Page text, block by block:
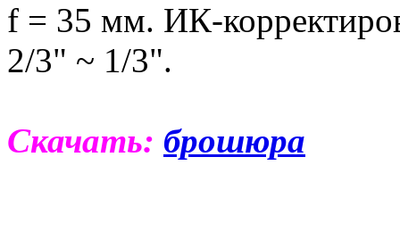
f = 35 мм. ИК-
2/3" ~ 1/3".
Скачать: брошюра